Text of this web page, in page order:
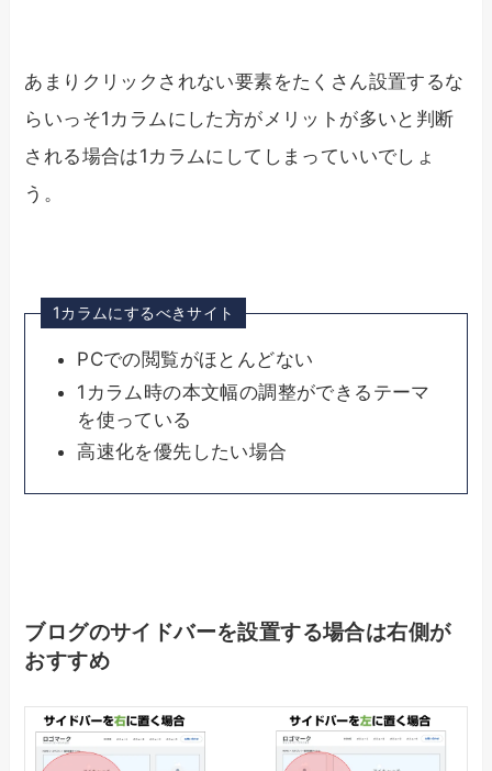
あまりクリックされない要素をたくさん設置するな
らいっそ1カラムにした方がメリットが多いと判断
される場合は1カラムにしてしまっていいでしょ
う。
1カラムにするべきサイト
PCでの閲覧がほとんどない
1カラム時の本文幅の調整ができるテーマ
を使っている
高速化を優先したい場合
ブログのサイドバーを設置する場合は右側が
おすすめ